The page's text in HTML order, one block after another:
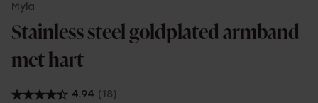
Myla
Stainless steel goldplated armband
met hart
4.94 (18)